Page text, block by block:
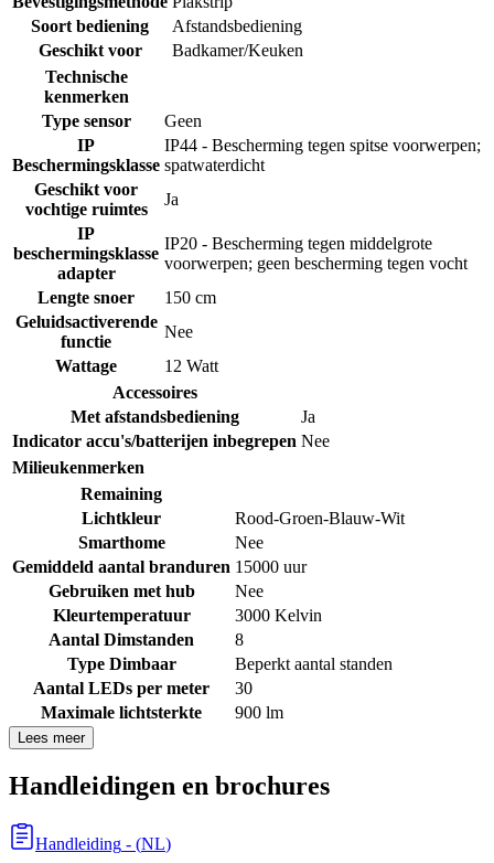
Soort bediening
Afstandsbediening
Geschikt voor
Badkamer/Keuken
Technische
kenmerken
Type sensor
Geen
IP
Beschermingsklasse
IP44 - Bescherming tegen spitse voorwerpen;
spatwaterdicht
Geschikt voor
vochtige ruimtes
Ja
IP
beschermingsklasse
adapter
IP20 - Bescherming tegen middelgrote
voorwerpen; geen bescherming tegen vocht
Lengte snoer
150 cm
Geluidsactiverende
functie
Nee
Wattage
12 Watt
Accessoires
Met afstandsbediening
Ja
Indicator accu's/batterijen inbegrepen Nee
Milieukenmerken
Remaining
Lichtkleur
Rood-Groen-Blauw-Wit
Smarthome
Nee
Gemiddeld aantal branduren 15000 uur
Gebruiken met hub
Nee
Kleurtemperatuur
3000 Kelvin
Aantal Dimstanden
8
Type Dimbaar
Beperkt aantal standen
Aantal LEDs per meter
30
Maximale lichtsterkte
900 lm
Lees meer
Handleidingen en brochures
Handleiding - (NL)